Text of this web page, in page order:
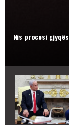
Nis procesi